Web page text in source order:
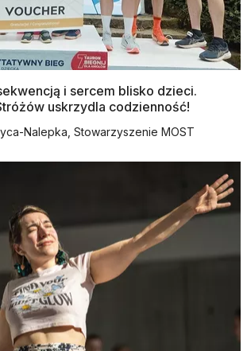
i sercem blisko dzieci.
uskrzydla codzienność!
Nalepka, Stowarzyszenie MOST